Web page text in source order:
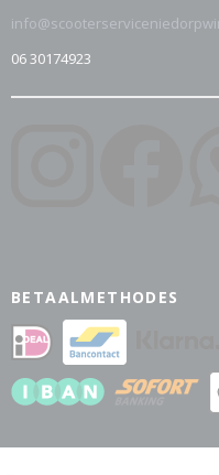
06 30174923
BETAALMETHODES